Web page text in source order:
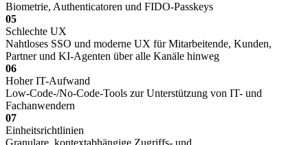
Biometrie, Authenticatoren und FIDO-Passkeys
05
Schlechte UX
Nahtloses SSO und moderne UX für Mitarbeitende, Kunden,
Partner und KI-Agenten über alle Kanäle hinweg
06
Hoher IT-Aufwand
Low-Code-/No-Code-Tools zur Unterstützung von IT- und
Fachanwendern
07
Einheitsrichtlinien
Granulare, kontextabhängige Zugriffs- und